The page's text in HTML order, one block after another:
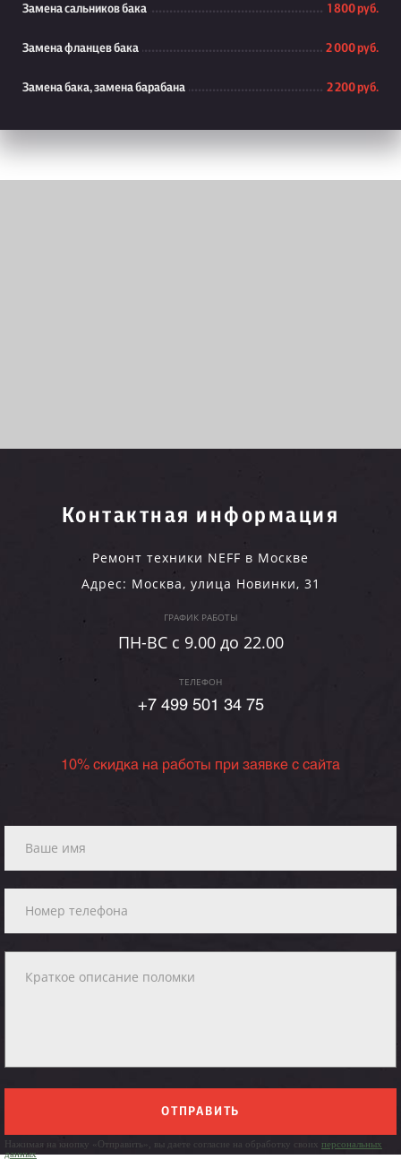
Замена сальников бака 1 800 руб.
Замена фланцев бака 2 000 руб.
Замена бака, замена барабана 2 200 руб.
Контактная информация
Ремонт техники NEFF в Москве
Адрес: Москва, улица Новинки, 31
ГРАФИК РАБОТЫ
ПН-ВC c 9.00 до 22.00
ТЕЛЕФОН
+7 499 501 34 75
10% скидка на работы при заявке с сайта
ОТПРАВИТЬ
Нажимая на кнопку «Отправить», вы даете согласие на обработку своих персональных
данных